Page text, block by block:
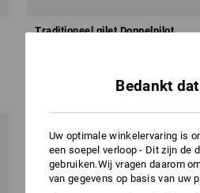
Traditioneel gilet Doppelpilot
(incl. BTW) v.a. 5 stuksBedankt
Uw optimale winkelervaring is
een soepel verloop - Dit zijn de
gebruiken.Wij vragen daarom
van gegevens op basis van uw